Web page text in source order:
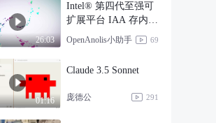
26:03
Intel® 第四代至强可
扩展平台 IAA 存内分
析加速器
OpenAnolis小助手 69
01:16
Claude 3.5 Sonnet
庞德公 291